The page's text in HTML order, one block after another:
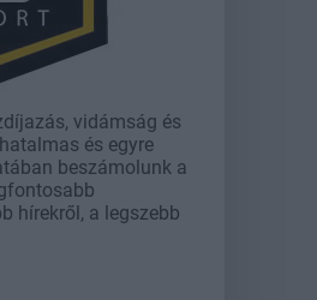
vidámság és
és egyre
beszámolunk a
hírekről, a legszebb